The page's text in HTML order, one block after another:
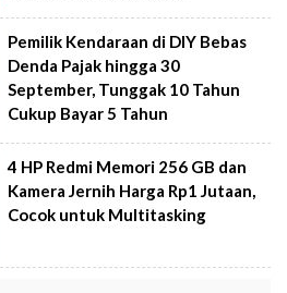
Pemilik Kendaraan di DIY Bebas
Denda Pajak hingga 30
September, Tunggak 10 Tahun
Cukup Bayar 5 Tahun
4 HP Redmi Memori 256 GB dan
Kamera Jernih Harga Rp1 Jutaan,
Cocok untuk Multitasking